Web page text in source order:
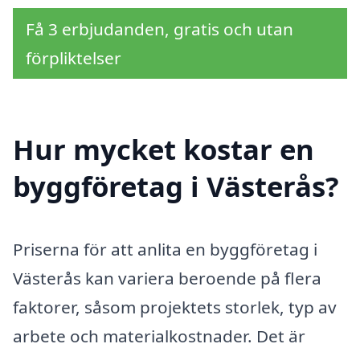
Få 3 erbjudanden, gratis och utan
förpliktelser
Hur mycket kostar en
byggföretag i Västerås?
Priserna för att anlita en byggföretag i
Västerås kan variera beroende på flera
faktorer, såsom projektets storlek, typ av
arbete och materialkostnader. Det är